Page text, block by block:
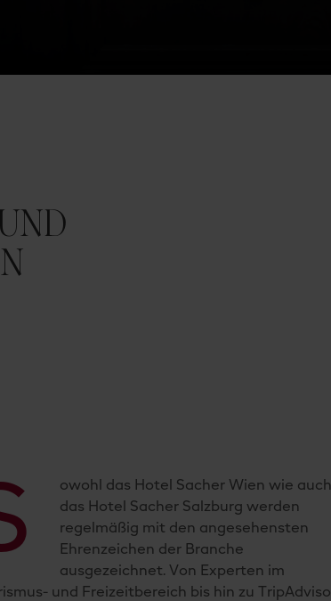
owohl das Hotel Sacher Wien wie auch
das Hotel Sacher Salzburg werden
regelmäßig mit den angesehensten
Ehrenzeichen der Branche
ausgezeichnet. Von Experten im
und Freizeitbereich bis hin zu